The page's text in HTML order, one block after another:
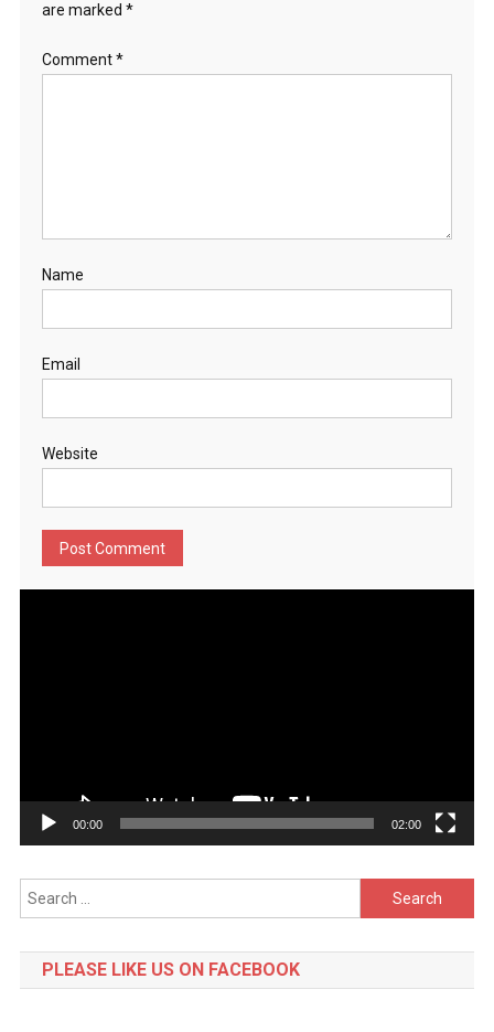
are marked *
Comment*
Name
Email
Website
00:00 02:00
Search
for:
PLEASE LIKE US ON FACEBOOK